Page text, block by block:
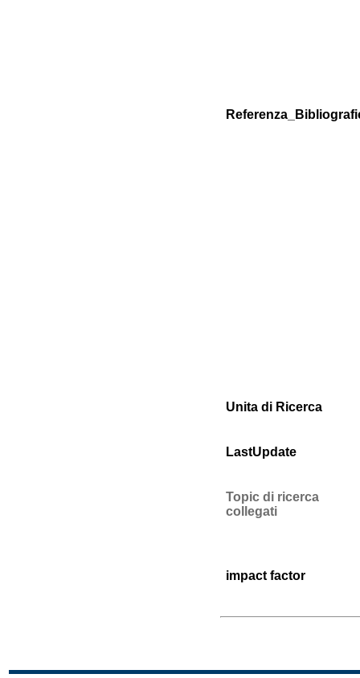
Unita di Ricerca
LastUpdate
Topic di ricerca
collegati
impact factor